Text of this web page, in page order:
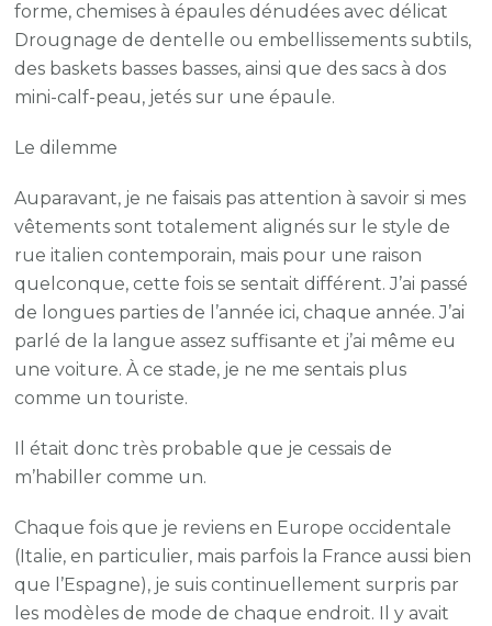
forme, chemises à épaules dénudées avec délicat
Drougnage de dentelle ou embellissements subtils,
des baskets basses basses, ainsi que des sacs à dos
mini-calf-peau, jetés sur une épaule.
Le dilemme
Auparavant, je ne faisais pas attention à savoir si mes
vêtements sont totalement alignés sur le style de
rue italien contemporain, mais pour une raison
quelconque, cette fois se sentait différent. J’ai passé
de longues parties de l’année ici, chaque année. J’ai
parlé de la langue assez suffisante et j’ai même eu
une voiture. À ce stade, je ne me sentais plus
comme un touriste.
Il était donc très probable que je cessais de
m’habiller comme un.
Chaque fois que je reviens en Europe occidentale
(Italie, en particulier, mais parfois la France aussi bien
que l’Espagne), je suis continuellement surpris par
les modèles de mode de chaque endroit. Il y avait